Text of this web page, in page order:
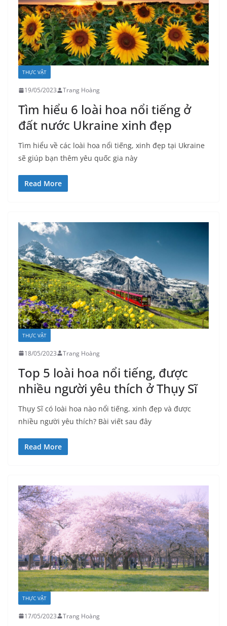
THỰC VẬT
19/05/2023 Trang Hoàng
Tìm hiểu 6 loài hoa nổi tiếng ở
đất nước Ukraine xinh đẹp
Tìm hiểu về các loài hoa nổi tiếng, xinh đẹp tại Ukraine
sẽ giúp bạn thêm yêu quốc gia này
Read More
THỰC VẬT
18/05/2023 Trang Hoàng
Top 5 loài hoa nổi tiếng, được
nhiều người yêu thích ở Thụy Sĩ
Thụy Sĩ có loài hoa nào nổi tiếng, xinh đẹp và được
nhiều người yêu thích? Bài viết sau đây
Read More
THỰC VẬT
17/05/2023 Trang Hoàng